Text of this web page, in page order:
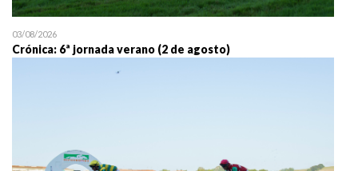
03/08/2026
Crónica: 6ª jornada verano (2 de agosto)